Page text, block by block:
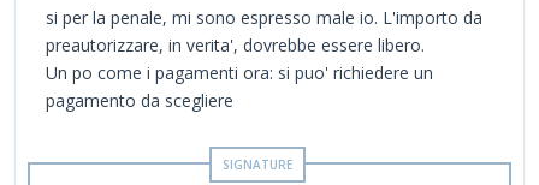
si per la penale, mi sono espresso male io. L'importo da
preautorizzare, in verita', dovrebbe essere libero.
Un po come i pagamenti ora: si puo' richiedere un
pagamento da scegliere